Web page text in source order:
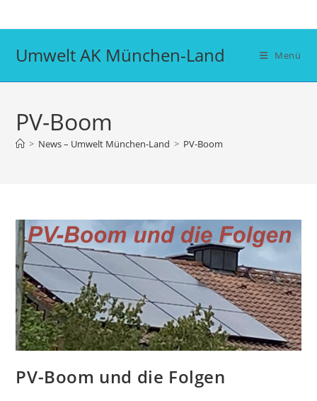
Inhalt
Umwelt AK München-Land Menü
PV-Boom
> News – Umwelt München-Land > PV-Boom
PV-Boom und die Folgen